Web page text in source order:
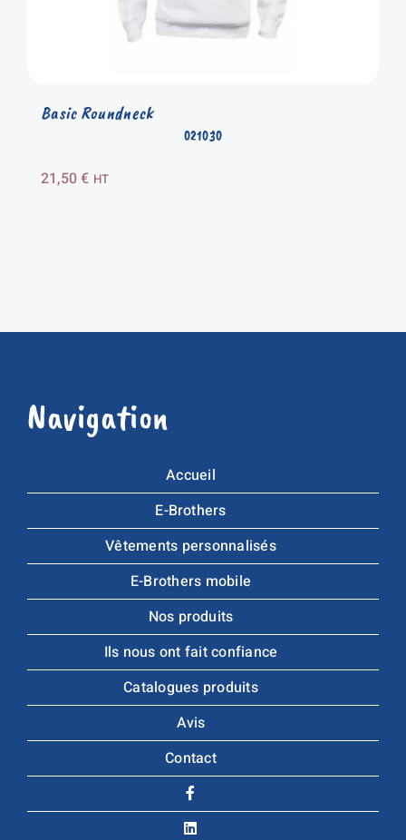
021030
Basic Roundneck
21,50€ HT
Navigation
Accueil
E-Brothers
Vêtements personnalisés
E-Brothers mobile
Nos produits
Ils nous ont fait confiance
Catalogues produits
Avis
Contact